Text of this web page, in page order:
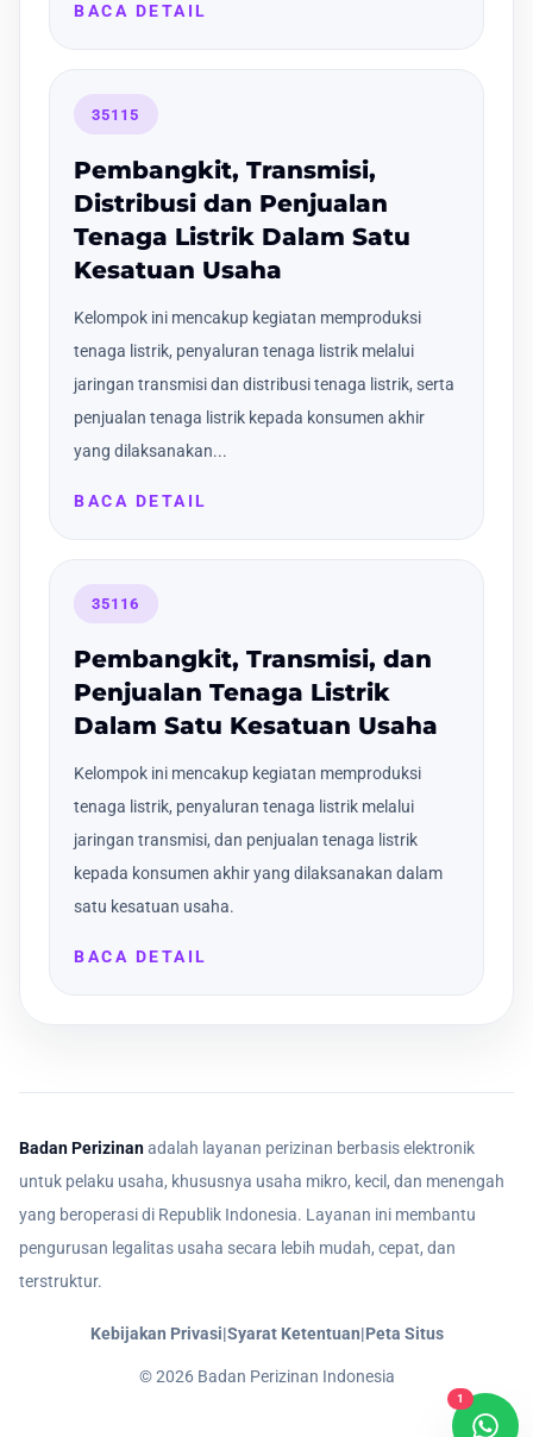
BACA DETAIL
35115
Pembangkit, Transmisi,
Distribusi dan Penjualan
Tenaga Listrik Dalam Satu
Kesatuan Usaha
Kelompok ini mencakup kegiatan memproduksi
tenaga listrik, penyaluran tenaga listrik melalui
jaringan transmisi dan distribusi tenaga listrik, serta
penjualan tenaga listrik kepada konsumen akhir
yang dilaksanakan...
BACA DETAIL
35116
Pembangkit, Transmisi, dan
Penjualan Tenaga Listrik
Dalam Satu Kesatuan Usaha
Kelompok ini mencakup kegiatan memproduksi
tenaga listrik, penyaluran tenaga listrik melalui
jaringan transmisi, dan penjualan tenaga listrik
kepada konsumen akhir yang dilaksanakan dalam
satu kesatuan usaha.
BACA DETAIL
Badan Perizinanadalah layanan perizinan berbasis elektronik
untuk pelaku usaha, khususnya usaha mikro, kecil, dan menengah
yang beroperasi di Republik Indonesia. Layanan ini membantu
pengurusan legalitas usaha secara lebih mudah, cepat, dan
terstruktur.
Kebijakan Privasi|Syarat Ketentuan|Peta Situs
©2026Badan Perizinan Indonesia
1